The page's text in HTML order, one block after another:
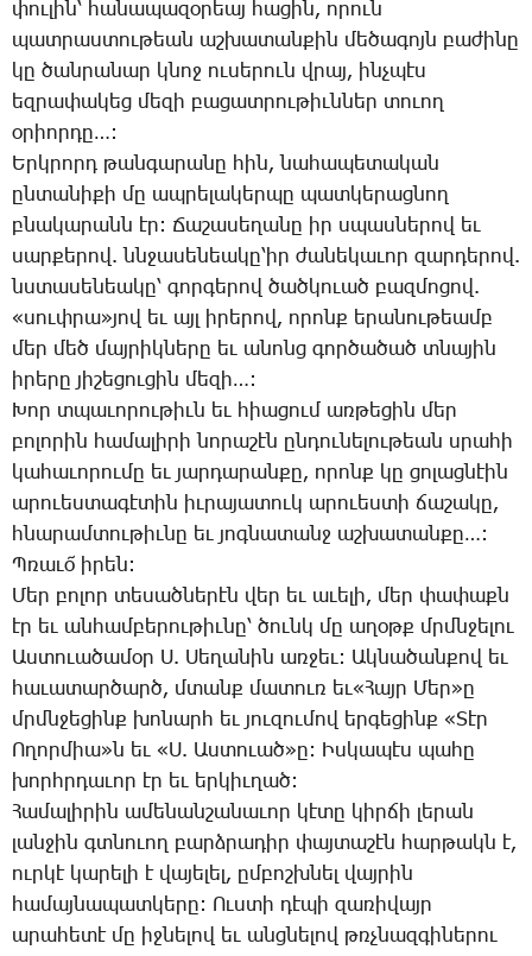
փու­լին՝ հա­նա­պա­զօ­րեայ հա­ցին, ո­րուն
պատ­րաս­տու­թեան աշ­խա­տան­քին մե­ծա­գոյն բա­ժի­նը
կը ծան­րա­նար կնոջ ու­սե­րուն վրայ, ինչ­պէս
եզ­րա­փա­կեց մե­զի բա­ցատ­րու­թիւն­ներ տո­ւող
օ­րիոր­դը…:
Երկ­րորդ թան­գա­րա­նը հին, նա­հա­պե­տա­կան
ըն­տա­նի­քի մը ապ­րե­լա­կեր­պը պատ­կե­րաց­նող
բնա­կա­րանն էր: ­Ճա­շա­սե­ղա­նը իր սպաս­նե­րով եւ
սար­քե­րով. ննջա­սե­նեա­կը­՝իր ժա­նե­կա­ւոր զար­դե­րով.
նստա­սե­նեա­կը՝ գոր­գե­րով ծած­կո­ւած բազ­մո­ցով.
«սուփ­րա»յով եւ այլ ի­րե­րով, ո­րոնք ե­րա­նու­թեամբ
մեր մեծ մայ­րիկ­նե­րը եւ ա­նոնց գոր­ծա­ծած տնա­յին
ի­րե­րը յի­շե­ցու­ցին մե­զի…:
­Խոր տպա­ւո­րու­թիւն եւ հիա­ցում առ­թե­ցին մեր
բո­լո­րին հա­մա­լի­րի նո­րա­շէն ըն­դու­նե­լու­թեան սրա­հի
կա­հա­ւո­րու­մը եւ յար­դա­րան­քը, ո­րոնք կը ցո­լաց­նէին
ա­րո­ւես­տա­գէ­տին իւ­րա­յա­տուկ ա­րո­ւես­տի ճա­շա­կը,
հնա­րամ­տու­թիւ­նը եւ յոգ­նա­տանջ աշ­խա­տան­քը…:
Պ­ռա­ւօ՜ ի­րեն:
­Մեր բո­լոր տե­սած­նե­րէն վեր եւ ա­ւե­լի, մեր փա­փաքն
էր եւ ան­համ­բե­րու­թիւ­նը՝ ծունկ մը ա­ղօթք մրմնջե­լու
Աս­տո­ւա­ծա­մօր Ս. ­Սե­ղա­նին առ­ջեւ: Ակ­նա­ծան­քով եւ
հա­ւա­տար­ծարծ, մտանք մա­տուռ եւ«­Հայր ­Մեր»ը
մրմնջե­ցինք խո­նարհ եւ յու­զու­մով եր­գե­ցինք «­Տէր
Ո­ղոր­միա»ն­ եւ «Ս. Աս­տո­ւած»ը: Իս­կա­պէս պա­հը
խորհր­դա­ւոր էր եւ եր­կիւ­ղած:
­Հա­մա­լի­րին ա­մե­նան­շա­նա­ւոր կէ­տը կիր­ճի լե­րան
լան­ջին գտնո­ւող բարձ­րա­դիր փայ­տա­շէն հար­թակն է,
ուր­կէ կա­րե­լի է վա­յե­լել, ըմ­բոշխ­նել վայ­րին
հա­մայ­նա­պատ­կե­րը: Ուս­տի դէ­պի զա­ռի­վայր
ա­րա­հե­տէ մը իջ­նե­լով եւ անց­նե­լով թռչնազ­գի­նե­րու